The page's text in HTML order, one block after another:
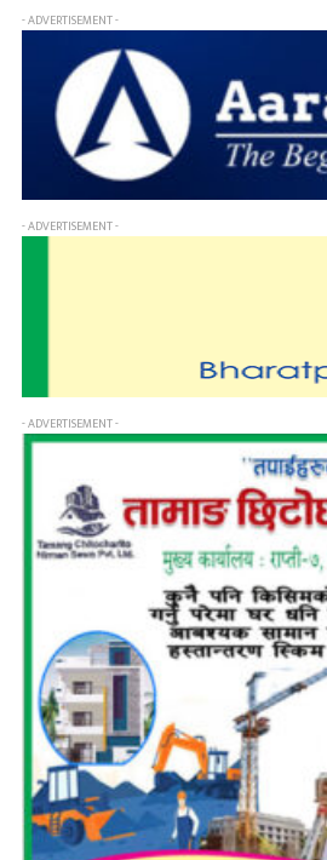
- ADVERTISEMENT -
- ADVERTISEMENT -
- ADVERTISEMENT -